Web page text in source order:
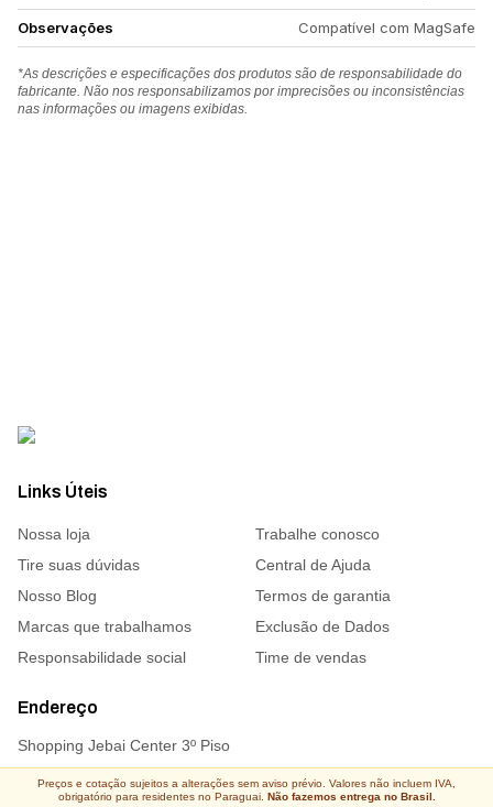
Observações Compatível com MagSafe
*As descrições e especificações dos produtos são de responsabilidade do
fabricante. Não nos responsabilizamos por imprecisões ou inconsistências
nas informações ou imagens exibidas.
Links Úteis
Nossa loja
Trabalhe conosco
Tire suas dúvidas
Central de Ajuda
Nosso Blog
Termos de garantia
Marcas que trabalhamos
Exclusão de Dados
Responsabilidade social
Time de vendas
Endereço
Shopping Jebai Center 3º Piso
Preços e cotação sujeitos a alterações sem aviso prévio. Valores não incluem IVA,
obrigatório para residentes no Paraguai. Não fazemos entrega no Brasil.